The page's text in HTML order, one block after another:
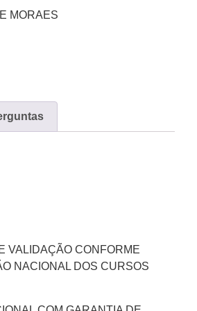
MORAES
VALIDAÇÃO CONFORME
NACIONAL DOS CURSOS